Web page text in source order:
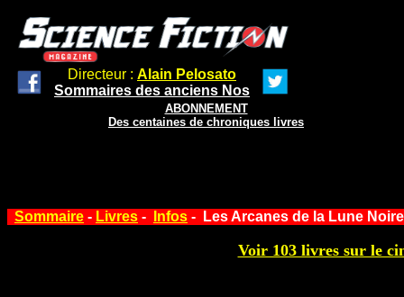
Directeur : Alain Pelosato
Sommaires des anciens Nos
ABONNEMENT
Des centaines de chroniques livres
Sommaire - Livres - Infos - Les Arcanes de la Lune
Voir 103 livres sur le